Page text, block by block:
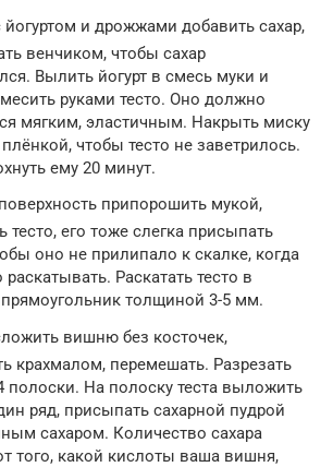
йогуртом и дрожжами добавить сахар,
венчиком, чтобы сахар
Вылить йогурт в смесь муки и
руками тесто. Оно должно
мягким, эластичным. Накрыть миску
чтобы тесто не заветрилось.
ему 20 минут.
припорошить мукой,
тесто, его тоже слегка присыпать
оно не прилипало к скалке, когда
раскатывать. Раскатать тесто в
толщиной 3-5 мм.
вишню без косточек,
крахмалом, перемешать. Разрезать
полоски. На полоску теста выложить
ряд, присыпать сахарной пудрой
сахаром. Количество сахара
того, какой кислоты ваша вишня,